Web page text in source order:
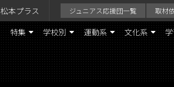
松本プラス ジュニアス応援団一覧 取材
特集 学校別 運動系 文化系